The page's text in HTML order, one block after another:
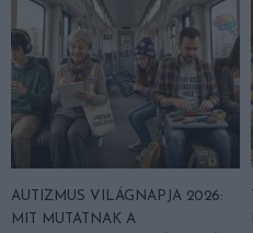
AUTIZMUS VILÁGNAPJA 2026:
MIT MUTATNAK A